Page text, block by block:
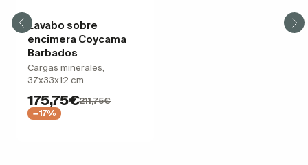
Lavabo sobre
encimera Coycama
Barbados
Cargas minerales,
37x33x12 cm
175,75€211,75€
−17%